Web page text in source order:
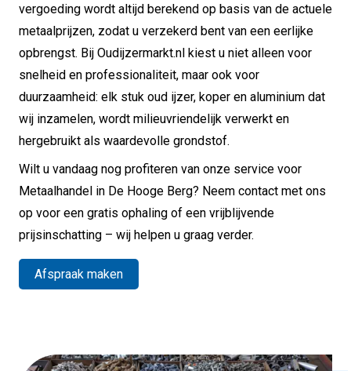
vergoeding wordt altijd berekend op basis van de actuele
metaalprijzen, zodat u verzekerd bent van een eerlijke
opbrengst. Bij Oudijzermarkt.nl kiest u niet alleen voor
snelheid en professionaliteit, maar ook voor
duurzaamheid: elk stuk oud ijzer, koper en aluminium dat
wij inzamelen, wordt milieuvriendelijk verwerkt en
hergebruikt als waardevolle grondstof.
Wilt u vandaag nog profiteren van onze service voor
Metaalhandel in De Hooge Berg? Neem contact met ons
op voor een gratis ophaling of een vrijblijvende
prijsinschatting – wij helpen u graag verder.
Afspraak maken